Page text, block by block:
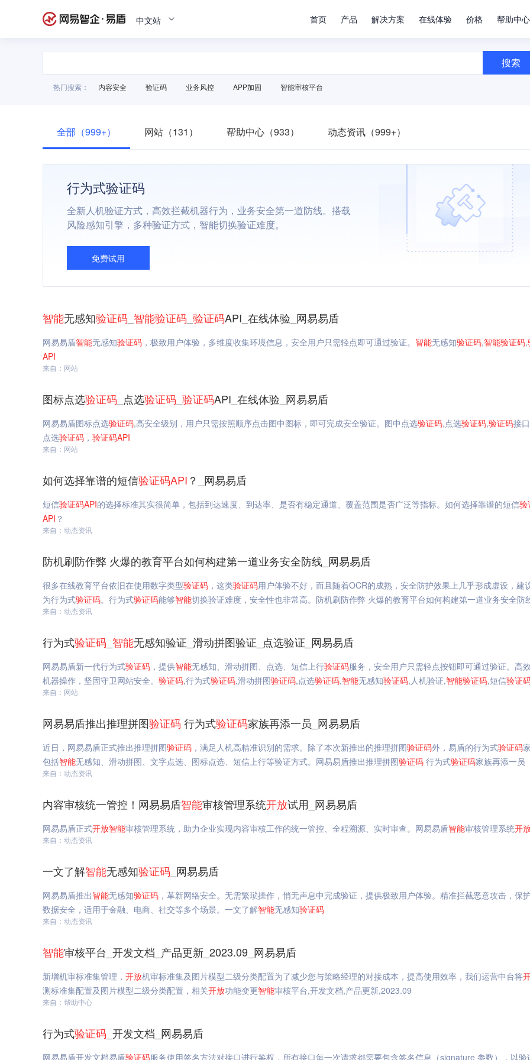
中文站 首页 产品 解决方案 在线体验 价格 帮助中心
搜索
热门搜索： 内容安全 验证码 业务风控 APP加固 智能审核平台
全部（999+） 网站（131） 帮助中心（933） 动态资讯（999+）
行为式验证码
全新人机验证方式，高效拦截机器行为，业务安全第一道防线。搭载
风险感知引擎，多种验证方式，智能切换验证难度。
免费试用
智能无感知验证码 智能验证码 验证码API_在线体验_网易易盾
网易易盾智能无感知验证码 ，极致用户体验，多维度收集环境信息，安全用户只需轻点即可通过验证。 智能无感知验证码,智能验证码,
API
来自：网站
图标点选验证码 _点选验证码 验证码API_在线体验_网易易盾
网易易盾图标点选验证码,高安全级别，用户只需按照顺序点击图中图标，即可完成安全验证。图中点选验证码,点选验证码,验证码接
点选验证码 ， 验证码API
来自：网站
如何选择靠谱的短信验证码API ？_网易易盾
短信验证码API的选择标准其实很简单，包括到达速度、到达率、是否有稳定通道、覆盖范围是否广泛等指标。如何选择靠谱的短信验
API ？
来自：动态资讯
防机刷防作弊 火爆的教育平台如何构建第一道业务安全防线_网易易盾
很多在线教育平台依旧在使用数字类型验证码 ，这类验证码用户体验不好，而且随着OCR的成熟，安全防护效果上几乎形成虚设，建
为行为式验证码。行为式验证码能够智能切换验证难度，安全性也非常高。防机刷防作弊 火爆的教育平台如何构建第一道业务安全防
来自：动态资讯
行为式验证码 智能无感知验证_滑动拼图验证_点选验证_网易易盾
网易易盾新一代行为式验证码 ，提供智能无感知、滑动拼图、点选、短信上行验证码服务，安全用户只需轻点按钮即可通过验证。高
机器操作，坚固守卫网站安全。 验证码,行为式验证码,滑动拼图验证码,点选验证码,智能无感知验证码,人机验证,智能验证码,短信验证
来自：网站
网易易盾推出推理拼图验证码 行为式验证码家族再添一员_网易易盾
近日，网易易盾正式推出推理拼图验证码 ，满足人机高精准识别的需求。除了本次新推出的推理拼图验证码外，易盾的行为式验证码
包括智能无感知、滑动拼图、文字点选、图标点选、短信上行等验证方式。网易易盾推出推理拼图验证码 行为式验证码家族再添一员
来自：动态资讯
内容审核统一管控！网易易盾智能审核管理系统开放试用_网易易盾
网易易盾正式开放智能审核管理系统，助力企业实现内容审核工作的统一管控、全程溯源、实时审查。网易易盾智能审核管理系统开
来自：动态资讯
一文了解智能无感知验证码 _网易易盾
网易易盾推出智能无感知验证码 ，革新网络安全。无需繁琐操作，悄无声息中完成验证，提供极致用户体验。精准拦截恶意攻击，保
数据安全，适用于金融、电商、社交等多个场景。一文了解智能无感知验证码
来自：动态资讯
智能审核平台_开发文档_产品更新_2023.09_网易易盾
新增机审标准集管理， 开放机审标准集及图片模型二级分类配置为了减少您与策略经理的对接成本，提高使用效率，我们运营中台将
测标准集配置及图片模型二级分类配置，相关开放功能变更智能审核平台,开发文档,产品更新,2023.09
来自：帮助中心
行为式验证码 _开发文档_网易易盾
网易易盾开发文档易盾验证码服务使用签名方法对接口进行鉴权，所有接口每一次请求都需要包含签名信息（signature 参数），以验